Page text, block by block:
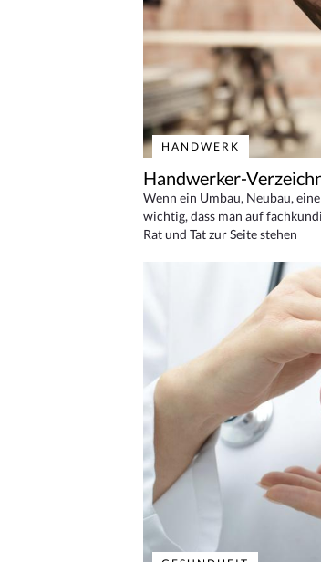
HANDWERK
Handwerker-
Wenn ein Umbau, Neubau,
wichtig, dass man auf
Rat und Tat zur Seite stehen